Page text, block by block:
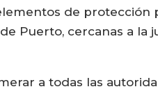
de protección
Puerto, cercanas a la
a todas las